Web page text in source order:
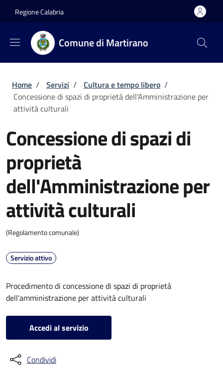
Regione Calabria
Comune di Martirano
Briciole di pane
Home / Servizi / Cultura e tempo libero /
Concessione di spazi di proprietà dell'Amministrazione per
attività culturali
Concessione di spazi di
proprietà
dell'Amministrazione per
attività culturali
(Regolamento comunale)
Servizio attivo
Procedimento di concessione di spazi di proprietà
dell'amministrazione per attività culturali
Accedi al servizio
Condividi